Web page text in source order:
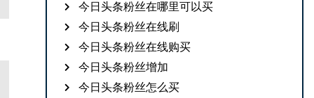
今日头条粉丝在哪里可以买
今日头条粉丝在线刷
今日头条粉丝在线购买
今日头条粉丝增加
今日头条粉丝怎么买